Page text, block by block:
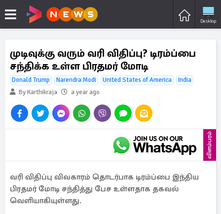
Desktop
முடிவுக்கு வரும் வரி விதிப்பு? டிரம்ப்பை
சந்திக்க உள்ள பிரதமர் மோடி
Donald Trump Narendra Modi United States of America
India
By Karthikraja
a year ago
விளம்பரம்
வரி விதிப்பு விவகாரம் தொடர்பாக டிரம்ப்பை இந்திய
பிரதமர் மோடி சந்தித்து பேச உள்ளதாக தகவல்
வெளியாகியுள்ளது.